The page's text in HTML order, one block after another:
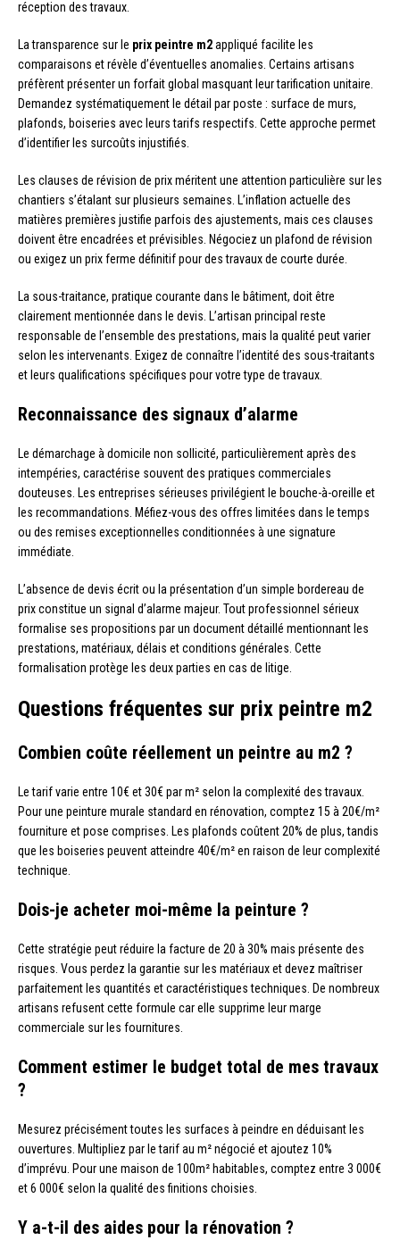
réception des travaux.
La transparence sur le prix peintre m2appliqué facilite les
comparaisons et révèle d’éventuelles anomalies. Certains artisans
préfèrent présenter un forfait global masquant leur tarification unitaire.
Demandez systématiquement le détail par poste : surface de murs,
plafonds, boiseries avec leurs tarifs respectifs. Cette approche permet
d’identifier les surcoûts injustifiés.
Les clauses de révision de prix méritent une attention particulière sur les
chantiers s’étalant sur plusieurs semaines. L’inflation actuelle des
matières premières justifie parfois des ajustements, mais ces clauses
doivent être encadrées et prévisibles. Négociez un plafond de révision
ou exigez un prix ferme définitif pour des travaux de courte durée.
La sous-traitance, pratique courante dans le bâtiment, doit être
clairement mentionnée dans le devis. L’artisan principal reste
responsable de l’ensemble des prestations, mais la qualité peut varier
selon les intervenants. Exigez de connaître l’identité des sous-traitants
et leurs qualifications spécifiques pour votre type de travaux.
Reconnaissance des signaux d’alarme
Le démarchage à domicile non sollicité, particulièrement après des
intempéries, caractérise souvent des pratiques commerciales
douteuses. Les entreprises sérieuses privilégient le bouche-à-oreille et
les recommandations. Méfiez-vous des offres limitées dans le temps
ou des remises exceptionnelles conditionnées à une signature
immédiate.
L’absence de devis écrit ou la présentation d’un simple bordereau de
prix constitue un signal d’alarme majeur. Tout professionnel sérieux
formalise ses propositions par un document détaillé mentionnant les
prestations, matériaux, délais et conditions générales. Cette
formalisation protège les deux parties en cas de litige.
Questions fréquentes sur prix peintre m2
Combien coûte réellement un peintre au m2 ?
Le tarif varie entre 10€ et 30€ par m² selon la complexité des travaux.
Pour une peinture murale standard en rénovation, comptez 15 à 20€/m²
fourniture et pose comprises. Les plafonds coûtent 20% de plus, tandis
que les boiseries peuvent atteindre 40€/m² en raison de leur complexité
technique.
Dois-je acheter moi-même la peinture ?
Cette stratégie peut réduire la facture de 20 à 30% mais présente des
risques. Vous perdez la garantie sur les matériaux et devez maîtriser
parfaitement les quantités et caractéristiques techniques. De nombreux
artisans refusent cette formule car elle supprime leur marge
commerciale sur les fournitures.
Comment estimer le budget total de mes travaux
?
Mesurez précisément toutes les surfaces à peindre en déduisant les
ouvertures. Multipliez par le tarif au m² négocié et ajoutez 10%
d’imprévu. Pour une maison de 100m² habitables, comptez entre 3 000€
et 6 000€ selon la qualité des finitions choisies.
Y a-t-il des aides pour la rénovation ?